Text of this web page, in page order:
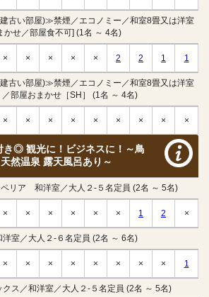
古い部屋)≫禁煙／エコノミー／和室8畳又は洋室
かせ／部屋食不可] (1名 ～ 4名)
× × × × × 2 2 1 1
古い部屋)≫禁煙／エコノミー／和室8畳又は洋室
部屋おまかせ［SH］ (1名 ～ 4名)
× × × × × × × × ×
き◎ 観光に！ビジネスに！～鳥
然温泉 露天風呂あり～
ア 和洋室／大人２-５名定員 (2名 ～ 5名)
× × × × × × 1 2 ×
室／大人２-６名定員 (2名 ～ 6名)
× × × × × × × × 1
ス／和洋室／大人２-５名定員 (2名 ～ 5名)